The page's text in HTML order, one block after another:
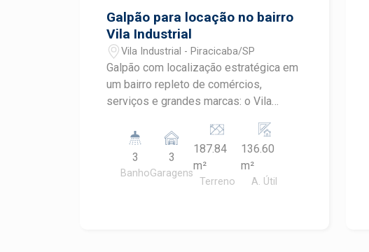
Galpão para locação no bairro
Vila Industrial
Vila Industrial - Piracicaba/SP
Galpão com localização estratégica em
um bairro repleto de comércios,
serviços e grandes marcas: o Vila
para escritório - Portão automático; - 3
banheiros, sendo 1 adaptado para PNE.
- 2 vagas de recuo
3
Banho
3
Garagens
187.84
m²
Terreno
136.60
m²
A. Útil